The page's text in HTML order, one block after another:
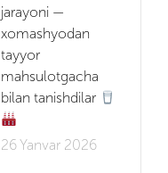
jarayoni —
xomashyodan
tayyor
mahsulotgacha
bilan tanishdilar
26 Yanvar 2026